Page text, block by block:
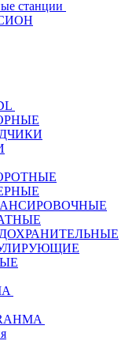
станции